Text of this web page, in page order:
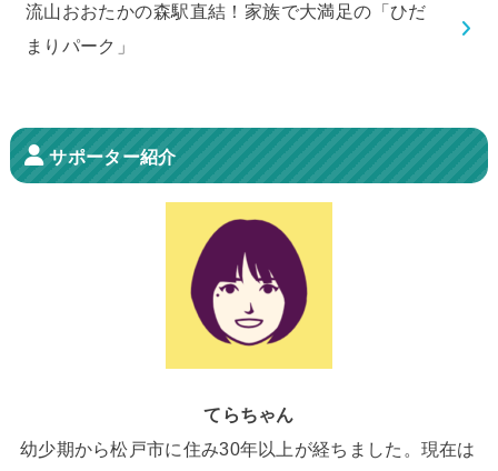
流山おおたかの森駅直結！家族で大満足の「ひだ
まりパーク」
サポーター紹介
てらちゃん
幼少期から松戸市に住み30年以上が経ちました。現在は